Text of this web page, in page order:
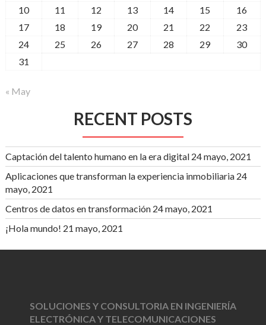
10
11 12 13 14 15
16
17
18 19 20 21 22
23
24
25 26 27 28 29
30
31
« May
RECENT POSTS
Captación del talento humano en la era digital 24 mayo, 2021
Aplicaciones que transforman la experiencia inmobiliaria 24
mayo, 2021
Centros de datos en transformación 24 mayo, 2021
¡Hola mundo! 21 mayo, 2021
SOLUCIONES Y CONSULTORIA EN INGENIERÍA
ELECTRÓNICA Y TELECOMUNICACIONES